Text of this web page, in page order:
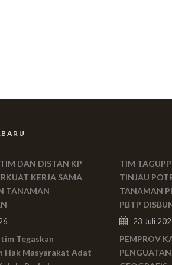
DAN DISTAN KP
KERJA SAMA
TANAMAN
Tegaskan
Hak Masyarakat Adat
TIM
TINJAU
TANAMAN
PBTP
23 Juli
PEMPROV